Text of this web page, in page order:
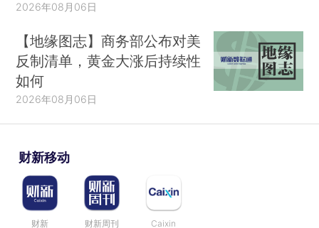
2026年08月06日
【地缘图志】商务部公布对美
反制清单，黄金大涨后持续性
如何
2026年08月06日
财新移动
财新 财新周刊 Caixin